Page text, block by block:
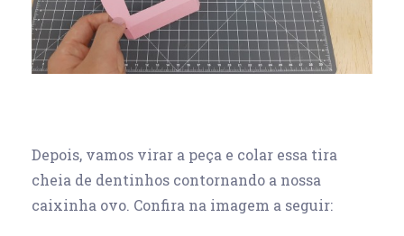
Depois, vamos virar a peça e colar essa tira
cheia de dentinhos contornando a nossa
caixinha ovo. Confira na imagem a seguir: